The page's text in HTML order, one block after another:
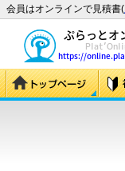
会員はオンラインで見積書(